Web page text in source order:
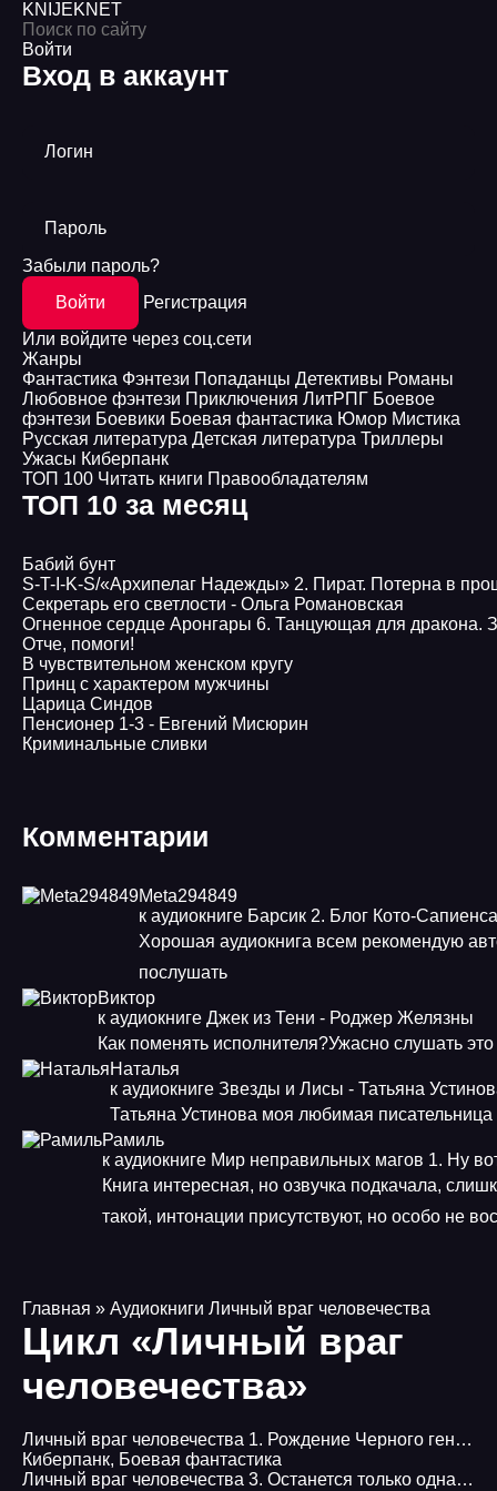
KNIJEKNET
Войти
Вход в аккаунт
Логин
Пароль
Забыли пароль?
Войти
Регистрация
Или войдите через соц.сети
Жанры
Фантастика Фэнтези Попаданцы Детективы Романы
Любовное фэнтези Приключения ЛитРПГ Боевое
фэнтези Боевики Боевая фантастика Юмор Мистика
Русская литература Детская литература Триллеры
Ужасы Киберпанк
ТОП 100 Читать книги Правообладателям
ТОП 10 за месяц
Бабий бунт
S-T-I-K-S/«Архипелаг Надежды» 2. Пират. Потерна в
Секретарь его светлости - Ольга Романовская
Огненное сердце Аронгары 6. Танцующая для дракона.
Отче, помоги!
В чувствительном женском кругу
Принц с характером мужчины
Царица Синдов
Пенсионер 1-3 - Евгений Мисюрин
Криминальные сливки
Комментарии
Meta294849
к аудиокниге Барсик 2. Блог Кото-
Хорошая аудиокнига всем рекомендую
послушать
Виктор
к аудиокниге Джек из Тени - Роджер Желязны
Как поменять исполнителя?Ужасно слушать
Наталья
к аудиокниге Звезды и Лисы - Татьяна
Татьяна Устинова моя любимая писательница
Рамиль
к аудиокниге Мир неправильных магов 1. Ну
Книга интересная, но озвучка подкачала,
такой, интонации присутствуют, но особо не
Главная » Аудиокниги Личный враг человечества
Цикл «Личный враг
человечества»
Личный враг человечества 1. Рождение Черного генерала - Алексей Имп
Киберпанк, Боевая фантастика
Личный враг человечества 3. Останется только одна…